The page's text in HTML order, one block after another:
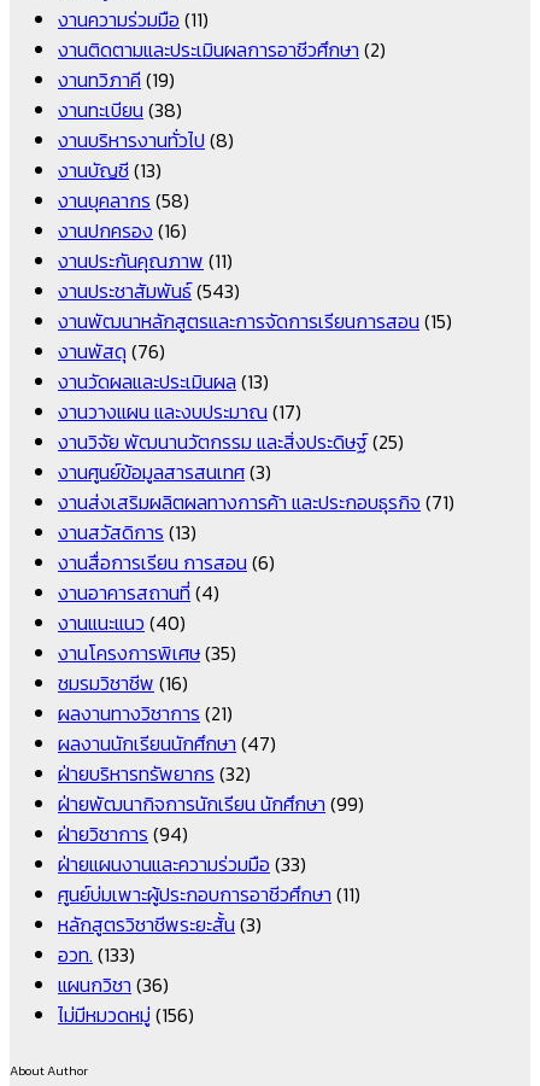
งานความร่วมมือ (11)
งานติดตามและประเมินผลการอาชีวศึกษา (2)
งานทวิภาคี (19)
งานทะเบียน (38)
งานบริหารงานทั่วไป (8)
งานบัญชี(13)
งานบุคลากร (58)
งานปกครอง (16)
งานประกันคุณภาพ (11)
งานประชาสัมพันธ์(543)
งานพัฒนาหลักสูตรและการจัดการเรียนการสอน (15)
งานพัสดุ (76)
งานวัดผลและประเมินผล (13)
งานวางแผน และงบประมาณ (17)
งานวิจัย พัฒนานวัตกรรม และสิ่งประดิษฐ์(25)
งานศูนย์ข้อมูลสารสนเทศ(3)
งานส่งเสริมผลิตผลทางการค้า และประกอบธุรกิจ (71)
งานสวัสดิการ (13)
งานสื่อการเรียน การสอน (6)
งานอาคารสถานที่ (4)
งานแนะแนว (40)
งานโครงการพิเศษ(35)
ชมรมวิชาชีพ (16)
ผลงานทางวิชาการ (21)
ผลงานนักเรียนนักศึกษา (47)
ฝ่ายบริหารทรัพยากร (32)
ฝ่ายพัฒนากิจการนักเรียน นักศึกษา (99)
ฝ่ายวิชาการ (94)
ฝ่ายแผนงานและความร่วมมือ (33)
ศูนย์บ่มเพาะผู้ประกอบการอาชีวศึกษา (11)
หลักสูตรวิชาชีพระยะสั้น (3)
อวท. (133)
แผนกวิชา (36)
ไม่มีหมวดหมู่ (156)
About Author